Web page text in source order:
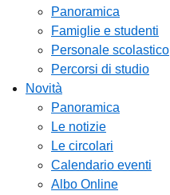
Panoramica
Famiglie e studenti
Personale scolastico
Percorsi di studio
Novità
Panoramica
Le notizie
Le circolari
Calendario eventi
Albo Online